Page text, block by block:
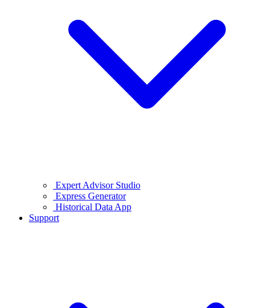
Expert Advisor Studio
Express Generator
Historical Data App
Support